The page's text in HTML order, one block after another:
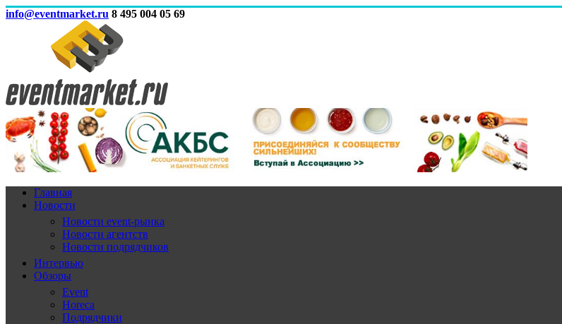
info@eventmarket.ru 8 495 004 05 69
Главная
Новости
Новости event-рынка
Новости агентств
Новости подрядчиков
Интервью
Обзоры
Event
Horeca
Подрядчики